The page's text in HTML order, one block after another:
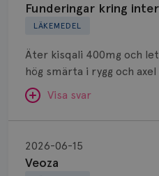
LÄKEMEDEL
Funderingar kring
Äter kisqali 400mg och
hög smärta i rygg och
naproxen 500mg som jag
Kan jag kombinera dessa
Visa svar
SVAR:
Hej. Det går bra att
interaktion
Veoza
2026-06-15